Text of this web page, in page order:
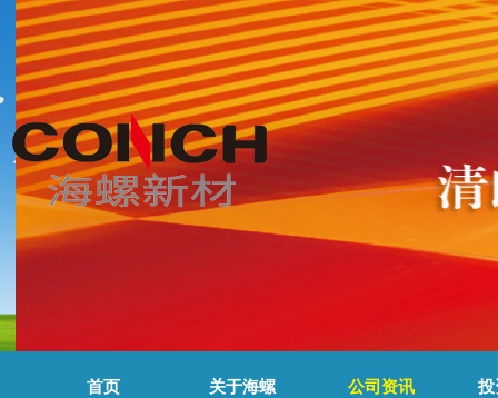
首页 关于海螺 公司资讯 投